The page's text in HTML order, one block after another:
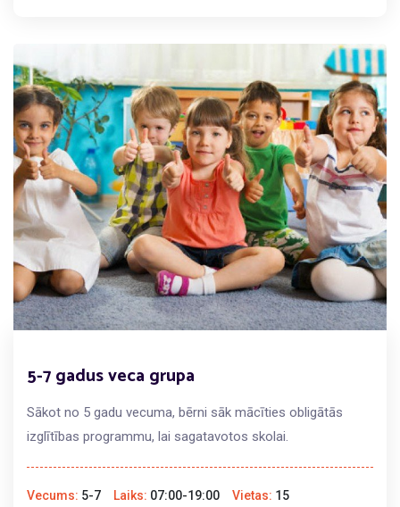
5-7 gadus veca grupa
Sākot no 5 gadu vecuma, bērni sāk mācīties obligātās
izglītības programmu, lai sagatavotos skolai.
Vecums: 5-7 Laiks: 07:00-19:00 Vietas: 15